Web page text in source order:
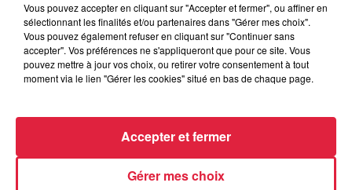
À Hoerdt, de l’eau brune sort des robinets
Vous pouvez accepter en cliquant sur "Accepter et fermer", ou affiner en
sélectionnant les finalités et/ou partenaires dans "Gérer mes choix".
Vous pouvez également refuser en cliquant sur "Continuer sans
accepter". Vos préférences ne s'appliqueront que pour ce site. Vous
pouvez mettre à jour vos choix, ou retirer votre consentement à tout
moment via le lien "Gérer les cookies" situé en bas de chaque page.
Gérer mes choix
Accepter et fermer